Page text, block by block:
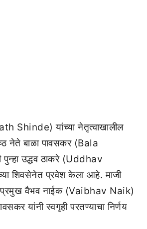
Shinde) यांच्या नेतृत्वाखालील
नेते बाळा पावसकर (Bala
उद्धव ठाकरे (Uddhav
शिवसेनेत प्रवेश केला आहे. माजी
वैभव नाईक (Vaibhav Naik)
यांनी स्वगृही परतण्याचा निर्णय